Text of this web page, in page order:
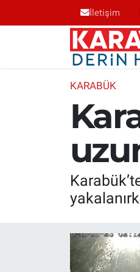
İletişim
KARABÜK
Karabük Nöbetçi
Karabük Hava Durumu
Karabük Trafik
Süper Lig Puan
Son Dakika Haberleri
Haber Arşivi